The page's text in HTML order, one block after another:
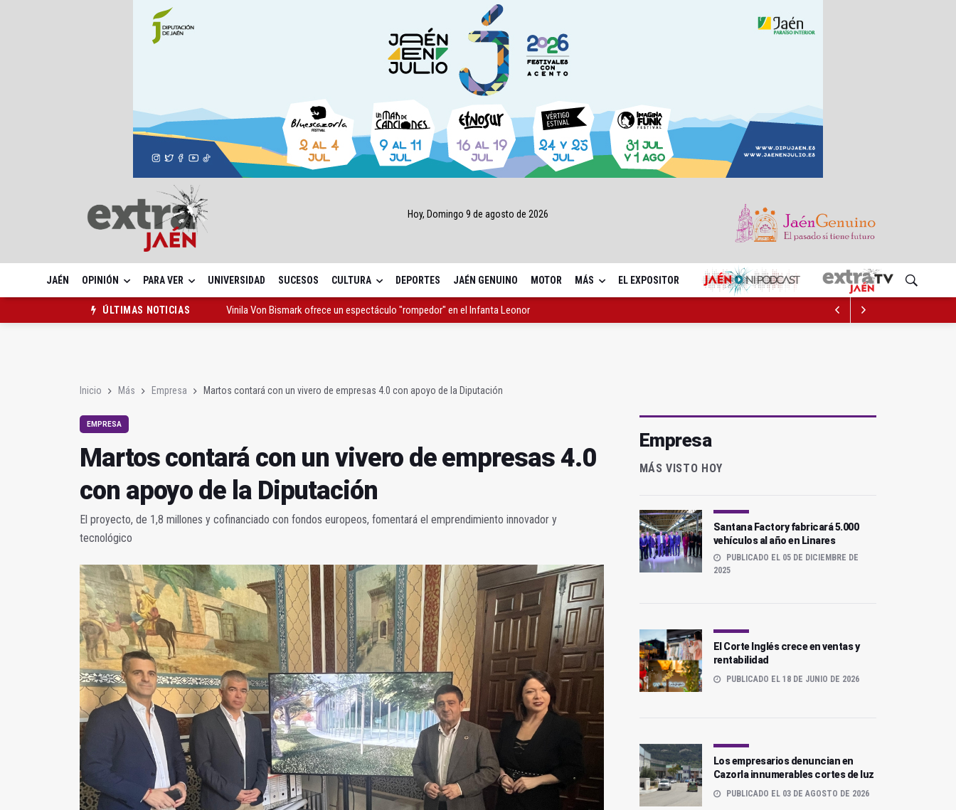
Hoy, Domingo 9 de agosto de 2026
JAÉN OPINIÓN PARA VER UNIVERSIDAD SUCESOS CULTURA DEPORTES JAÉN GENUINO MOTOR MÁS EL EXPOSITOR
ÚLTIMAS NOTICIAS
Vinila Von Bismark ofrece un espectáculo "rompedor" en el Infanta Leonor
Inicio Más Empresa Martos contará con un vivero de empresas 4.0 con apoyo de la Diputación
EMPRESA
Martos contará con un vivero de empresas 4.0
con apoyo de la Diputación
El proyecto, de 1,8 millones y cofinanciado con fondos europeos, fomentará el emprendimiento innovador y
tecnológico
Empresa
MÁS VISTO HOY
Santana Factory fabricará 5.000
vehículos al año en Linares
PUBLICADO EL 05 DE DICIEMBRE DE
2025
El Corte Inglés crece en ventas y
rentabilidad
PUBLICADO EL 18 DE JUNIO DE 2026
Los empresarios denuncian en
Cazorla innumerables cortes de luz
PUBLICADO EL 03 DE AGOSTO DE 2026